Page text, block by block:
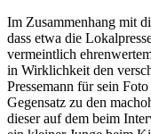
Im Zusammenhang mit
dass etwa die
vermeintlich
in Wirklichkeit den
Pressemann für sein
Gegensatz zu den
dieser auf dem beim